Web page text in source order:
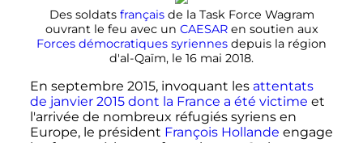
Des soldats françaisde la Task Force Wagram
ouvrant le feu avec un CAESARen soutien aux
Forces démocratiques syriennes depuis la région
d'al-Qaïm, le 16 mai 2018.
En septembre 2015, invoquant les attentats
de janvier 2015 dont la France a été victime et
l'arrivée de nombreux réfugiés syriens en
Europe, le président François Hollande engage